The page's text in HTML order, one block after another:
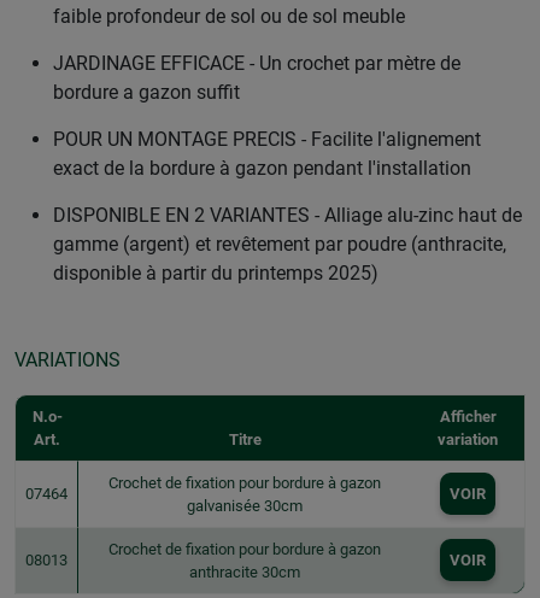
faible profondeur de sol ou de sol meuble
JARDINAGE EFFICACE - Un crochet par mètre de
bordure a gazon suffit
POUR UN MONTAGE PRECIS - Facilite l'alignement
exact de la bordure à gazon pendant l'installation
DISPONIBLE EN 2 VARIANTES - Alliage alu-zinc haut de
gamme (argent) et revêtement par poudre (anthracite,
disponible à partir du printemps 2025)
VARIATIONS
N.o-
Art.
Titre
Afficher
variation
07464
Crochet de fixation pour bordure à gazon
galvanisée 30cm
VOIR
08013
Crochet de fixation pour bordure à gazon
anthracite 30cm
VOIR